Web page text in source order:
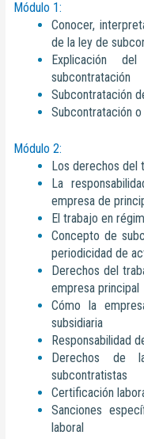
Módulo 1:
Conocer,
de la ley de
Explicación
subcontratación
Subcontratación
Subcontratación
Módulo 2:
Los derechos del
La
empresa de
El trabajo en
Concepto de
periodicidad de
Derechos del
empresa principal
Cómo la
subsidiaria
Responsabilidad
Derechos de
subcontratistas
Certificación
Sanciones
laboral